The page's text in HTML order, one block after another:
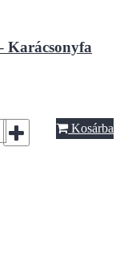
Karácsonyfa
Kosárba